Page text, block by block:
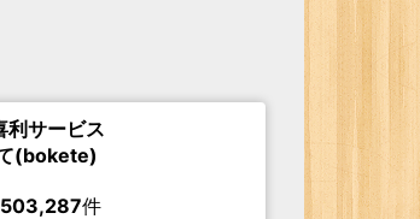
利サービス
(bokete)
件